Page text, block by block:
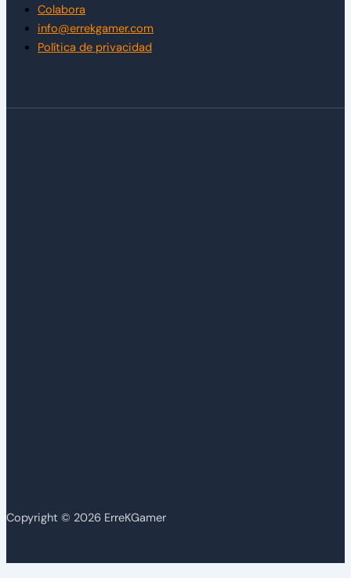
Colabora
info@errekgamer.com
Política de privacidad
Copyright © 2026 ErreKGamer